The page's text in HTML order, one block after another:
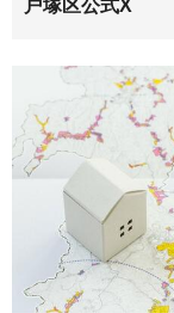
戸塚区公式X